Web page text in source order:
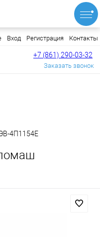
Вход Регистрация Контакты
+7 (861) 290-03-32
Заказать звонок
4П1154Е